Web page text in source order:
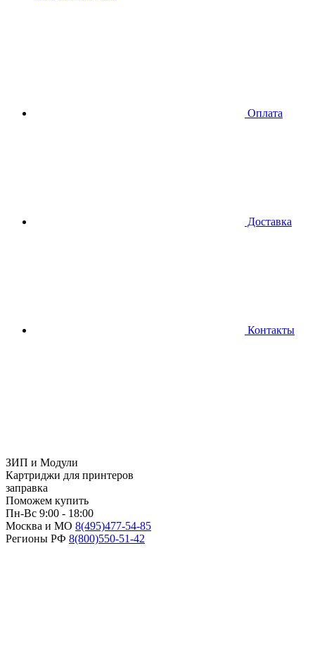
Оплата
Доставка
Контакты
ЗИП и Модули
Картриджи для принтеров
заправка
Поможем купить
Пн-Вс 9:00 - 18:00
Москва и МО 8(495)477-54-85
Регионы РФ 8(800)550-51-42